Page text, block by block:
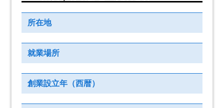
所在地
就業場所
創業設立年（西暦）